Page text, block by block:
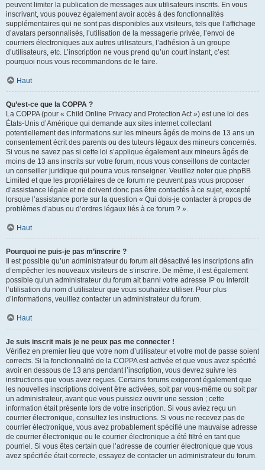
peuvent limiter la publication de messages aux utilisateurs inscrits. En vous
inscrivant, vous pouvez également avoir accès à des fonctionnalités
supplémentaires qui ne sont pas disponibles aux visiteurs, tels que l’affichage
d’avatars personnalisés, l’utilisation de la messagerie privée, l’envoi de
courriers électroniques aux autres utilisateurs, l’adhésion à un groupe
d’utilisateurs, etc. L’inscription ne vous prend qu’un court instant, c’est
pourquoi nous vous recommandons de le faire.
Haut
Qu’est-ce que la COPPA ?
La COPPA (pour « Child Online Privacy and Protection Act ») est une loi des
États-Unis d’Amérique qui demande aux sites internet collectant
potentiellement des informations sur les mineurs âgés de moins de 13 ans un
consentement écrit des parents ou des tuteurs légaux des mineurs concernés.
Si vous ne savez pas si cette loi s’applique également aux mineurs âgés de
moins de 13 ans inscrits sur votre forum, nous vous conseillons de contacter
un conseiller juridique qui pourra vous renseigner. Veuillez noter que phpBB
Limited et que les propriétaires de ce forum ne peuvent pas vous proposer
d’assistance légale et ne doivent donc pas être contactés à ce sujet, excepté
lorsque l’assistance porte sur la question « Qui dois-je contacter à propos de
problèmes d’abus ou d’ordres légaux liés à ce forum ? ».
Haut
Pourquoi ne puis-je pas m’inscrire ?
Il est possible qu’un administrateur du forum ait désactivé les inscriptions afin
d’empêcher les nouveaux visiteurs de s’inscrire. De même, il est également
possible qu’un administrateur du forum ait banni votre adresse IP ou interdit
l’utilisation du nom d’utilisateur que vous souhaitez utiliser. Pour plus
d’informations, veuillez contacter un administrateur du forum.
Haut
Je suis inscrit mais je ne peux pas me connecter !
Vérifiez en premier lieu que votre nom d’utilisateur et votre mot de passe soient
corrects. Si la fonctionnalité de la COPPA est activée et que vous avez spécifié
avoir en dessous de 13 ans pendant l’inscription, vous devrez suivre les
instructions que vous avez reçues. Certains forums exigeront également que
les nouvelles inscriptions doivent être activées, soit par vous-même ou soit par
un administrateur, avant que vous puissiez ouvrir une session ; cette
information était présente lors de votre inscription. Si vous aviez reçu un
courrier électronique, consultez les instructions. Si vous ne recevez pas de
courrier électronique, vous avez probablement spécifié une mauvaise adresse
de courrier électronique ou le courrier électronique a été filtré en tant que
pourriel. Si vous êtes certain que l’adresse de courrier électronique que vous
avez spécifiée était correcte, essayez de contacter un administrateur du forum.